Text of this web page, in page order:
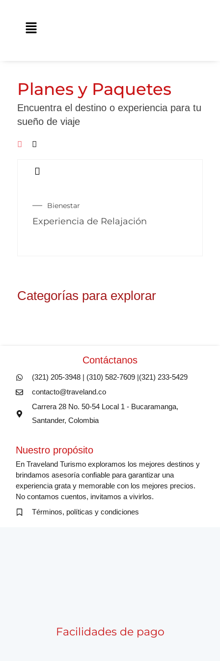
Main
Planes y Paquetes
Encuentra el destino o experiencia para tu
sueño de viaje
Bienestar
Experiencia de Relajación
Categorías para explorar
Contáctanos
(321) 205-3948 | (310) 582-7609 |(321) 233-5429
contacto@traveland.co
Carrera 28 No. 50-54 Local 1 - Bucaramanga,
Santander, Colombia
Nuestro propósito
En Traveland Turismo exploramos los mejores destinos y
brindamos asesoría confiable para garantizar una
experiencia grata y memorable con los mejores precios.
No contamos cuentos, invitamos a vivirlos.
Términos, políticas y condiciones
Facilidades de pago